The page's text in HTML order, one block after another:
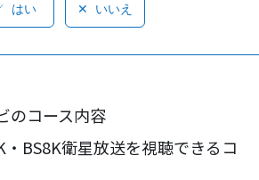
はい いいえ
のコース内容
・BS8K衛星放送を視聴できるコ